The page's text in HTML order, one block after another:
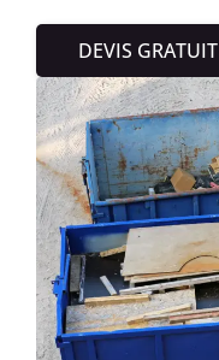
DEVIS GRATUIT